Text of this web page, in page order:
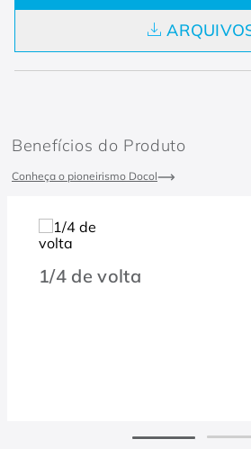
Benefícios do Produto
Conheça o pioneirismo Docol
1/4 de volta